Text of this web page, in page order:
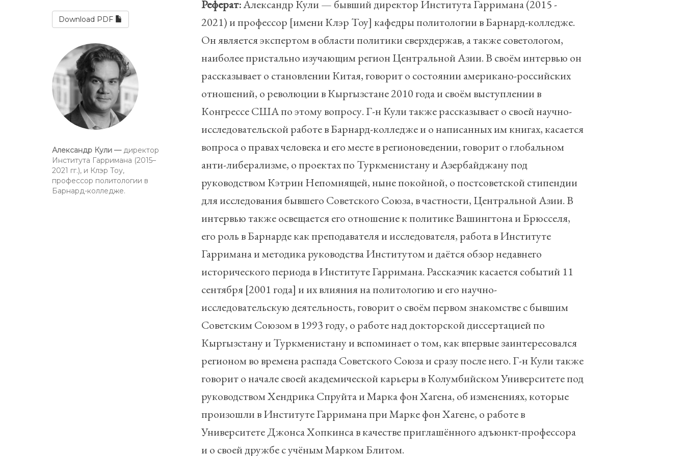
Download PDF
Александр Кули —директор
Института Гарримана (2015–
2021 гг.), и Клэр Тоу,
профессор политологии в
Барнард-колледже.
Реферат:Александр Кули — бывший директор Института Гарримана (2015 -
2021) и профессор [имени Клэр Тоу] кафедры политологии в Барнард-колледже.
Он является экспертом в области политики сверхдержав, а также советологом,
наиболее пристально изучающим регион Центральной Азии. В своём интервью он
рассказывает о становлении Китая, говорит о состоянии американо-российских
отношений, о революции в Кыргызстане 2010 года и своём выступлении в
Конгрессе США по этому вопросу. Г-н Кули также рассказывает о своей научно-
исследовательской работе в Барнард-колледже и о написанных им книгах, касается
вопроса о правах человека и его месте в регионоведении, говорит о глобальном
анти-либерализме, о проектах по Туркменистану и Азербайджану под
руководством Кэтрин Непомнящей, ныне покойной, о постсоветской стипендии
для исследования бывшего Советского Союза, в частности, Центральной Азии. В
интервью также освещается его отношение к политике Вашингтона и Брюсселя,
его роль в Барнарде как преподавателя и исследователя, работа в Институте
Гарримана и методика руководства Институтом и даётся обзор недавнего
исторического периода в Институте Гарримана. Рассказчик касается событий 11
сентября [2001 года] и их влияния на политологию и его научно-
исследовательскую деятельность, говорит о своём первом знакомстве с бывшим
Советским Союзом в 1993 году, о работе над докторской диссертацией по
Кыргызстану и Туркменистану и вспоминает о том, как впервые заинтересовался
регионом во времена распада Советского Союза и сразу после него. Г-н Кули также
говорит о начале своей академической карьеры в Колумбийском Университете под
руководством Хендрика Спруйта и Марка фон Хагена, об изменениях, которые
произошли в Институте Гарримана при Марке фон Хагене, о работе в
Университете Джонса Хопкинса в качестве приглашённого адъюнкт-профессора
и о своей дружбе с учёным Марком Блитом.